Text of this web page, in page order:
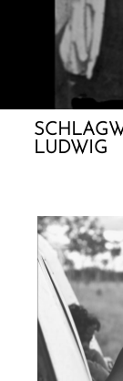
LUDWIG